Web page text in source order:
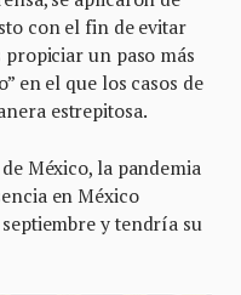
con el fin de evitar
propiciar un paso más
en el que los casos de
estrepitosa.
México, la pandemia
en México
y tendría su